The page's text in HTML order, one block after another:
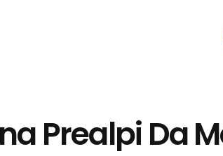
Prealpi Da